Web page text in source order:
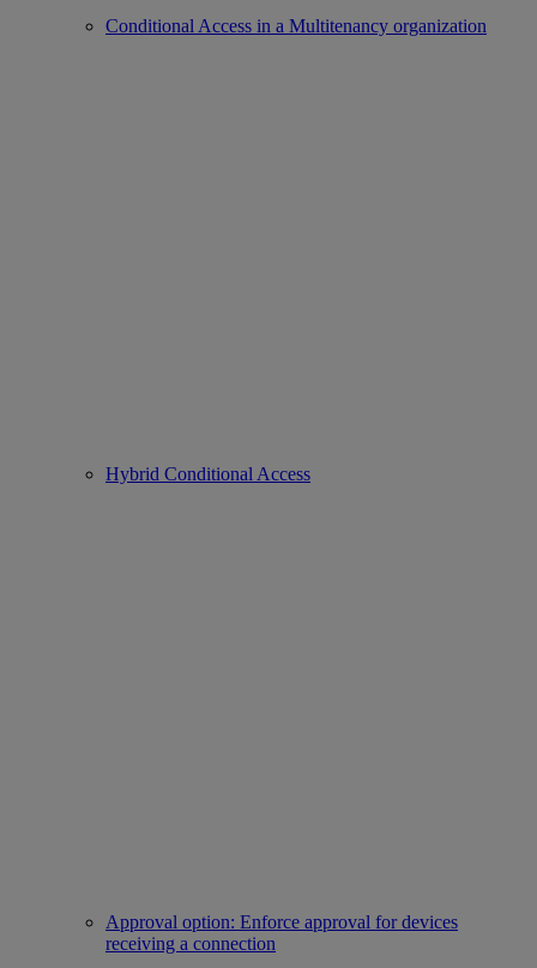
Conditional Access in a Multitenancy organization
Hybrid Conditional Access
Approval option: Enforce approval for devices
receiving a connection